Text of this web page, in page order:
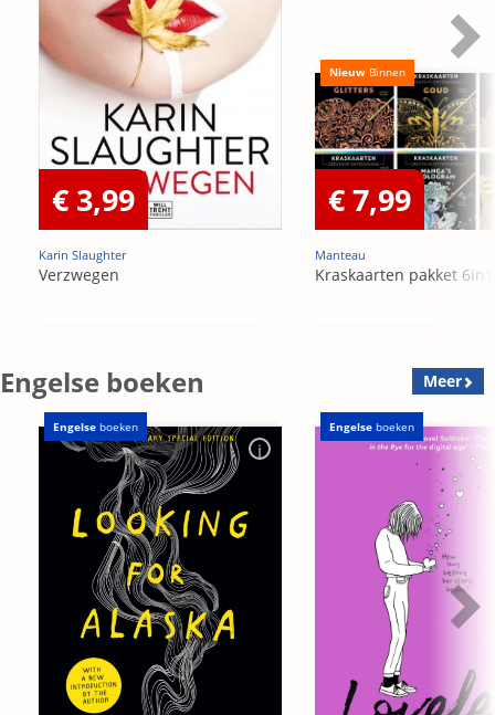
€ 3,99
Karin Slaughter
Verzwegen
Nieuw Binnen
€ 7,99
Manteau
Kraskaarten pakket 6in1
Engelse boeken Meer
Engelse boeken Engelse boeken